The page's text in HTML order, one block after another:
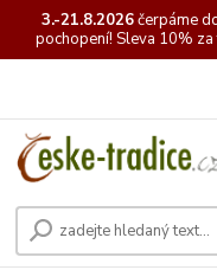
3.-21.8.2026čerpáme
pochopení! Sleva 10%